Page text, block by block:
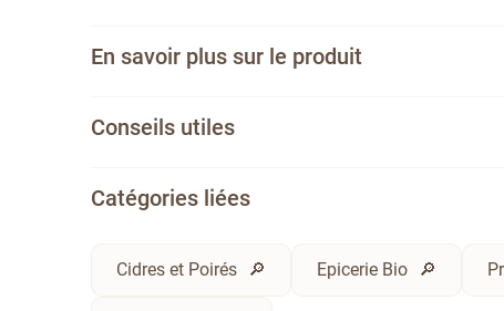
En savoir plus sur le produit
Conseils utiles
Catégories liées
Cidres et Poirés Epicerie Bio